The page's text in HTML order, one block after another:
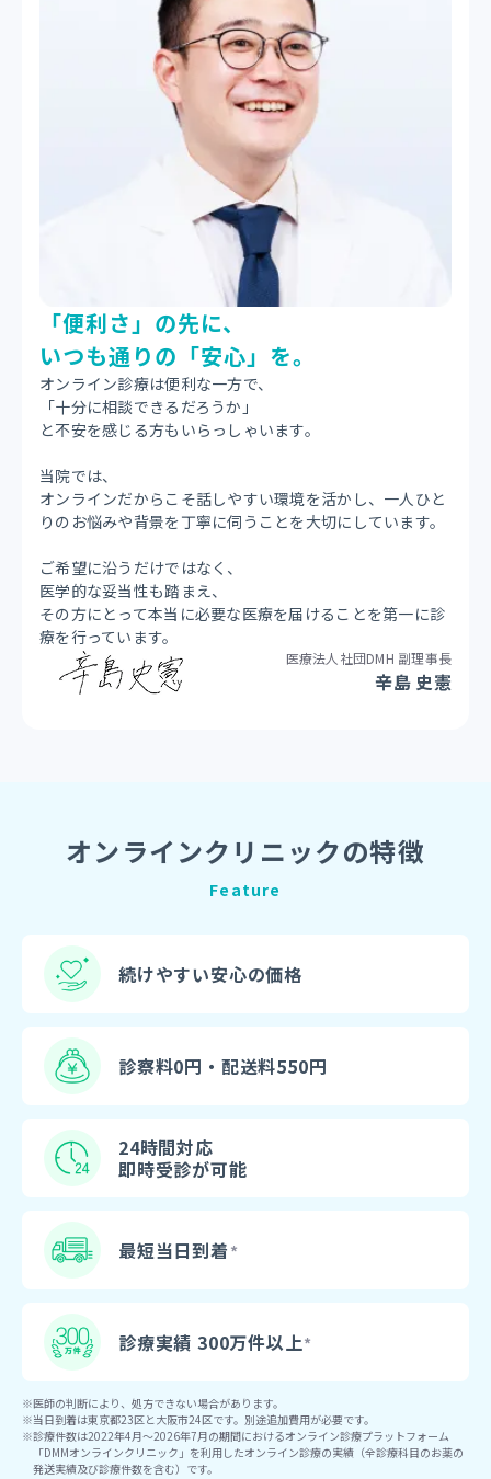
「便利さ」の先に、
いつも通りの「安心」を。
オンライン診療は便利な一方で、
「十分に相談できるだろうか」
と不安を感じる方もいらっしゃいます。
当院では、
オンラインだからこそ話しやすい環境を活かし、一人ひと
りのお悩みや背景を丁寧に伺うことを大切にしています。
ご希望に沿うだけではなく、
医学的な妥当性も踏まえ、
その方にとって本当に必要な医療を届けることを第一に診
療を行っています。
医療法人社団DMH 副理事長
辛島 史憲
オンラインクリニックの特徴
Feature
続けやすい安心の価格
診察料0円・配送料550円
24時間対応
即時受診が可能
最短当日到着
診療実績 300万件以上
医師の判断により、処方できない場合があります。
当日到着は東京都23区と大阪市24区です。別途追加費用が必要です。
診療件数は2022年4月〜2026年7月の期間におけるオンライン診療プラットフォーム
「DMMオンラインクリニック」を利用したオンライン診療の実績（全診療科目のお薬の
発送実績及び診療件数を含む）です。